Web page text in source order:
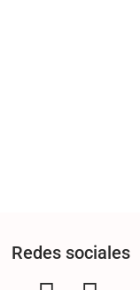
Redes sociales